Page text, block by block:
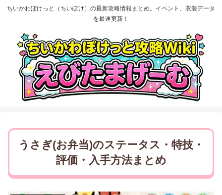
ちいかわぽけっと（ちいぽけ）の最新攻略情報まとめ。イベント、衣装データ
を最速更新！
うさぎ(お弁当)のステータス・特技・
評価・入手方法まとめ